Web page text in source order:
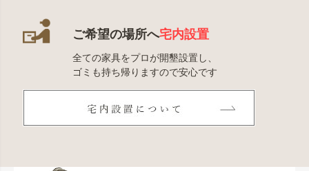
ご希望の場所へ宅内設置
全ての家具をプロが開墾設置し、
ゴミも持ち帰りますので安心です